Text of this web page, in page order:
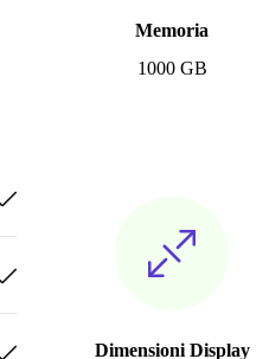
Memoria
1000 GB
Dimensioni Display